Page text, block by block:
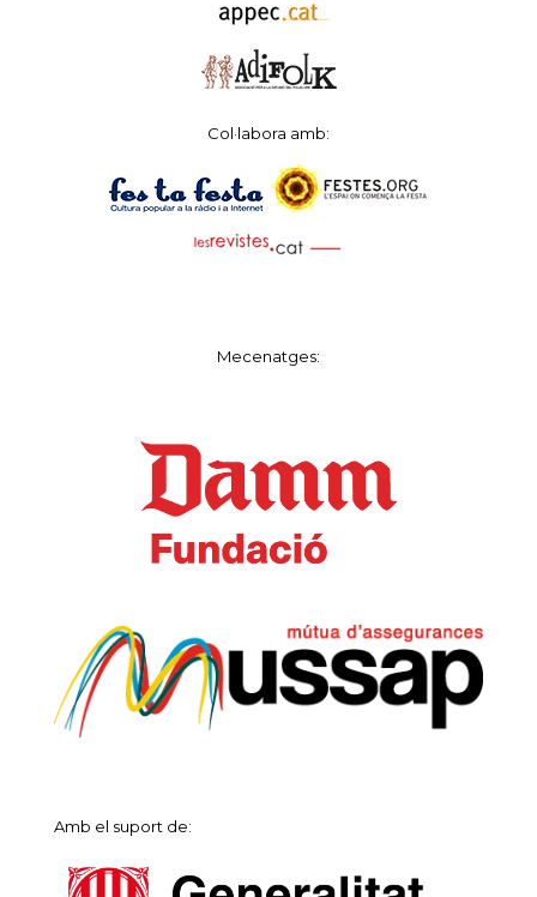
Col·labora amb:
Mecenatges:
Amb el suport de: